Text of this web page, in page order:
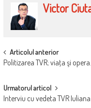
Victor
POST
NAVIGATION
Articolul anterior
Politizarea TVR; viaţa şi
Urmatorul articol
Interviu cu vedeta TVR